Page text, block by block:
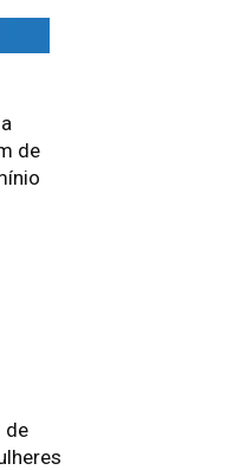
de
de